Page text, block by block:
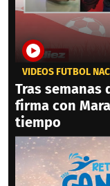
VIDEOS FÚTBOL
Tras semanas
firma con
tiempo